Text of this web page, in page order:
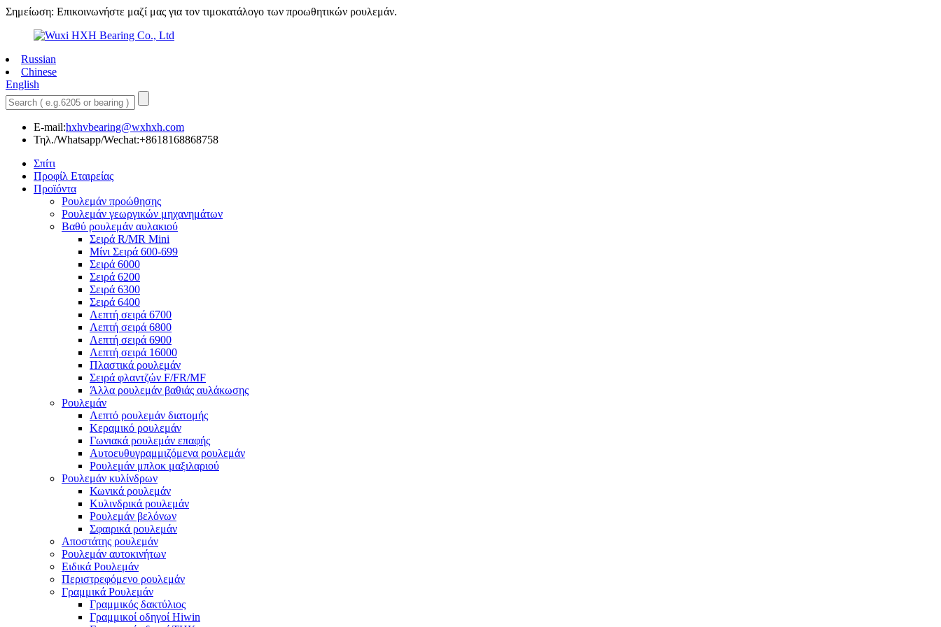
Σημείωση: Επικοινωνήστε μαζί μας για τον τιμοκατάλογο των προωθητικών ρουλεμάν.
Russian
Chinese
English
E-mail:hxhvbearing@wxhxh.com
Τηλ./Whatsapp/Wechat:+8618168868758
Σπίτι
Προφίλ Εταιρείας
Προϊόντα
Ρουλεμάν προώθησης
Ρουλεμάν γεωργικών μηχανημάτων
Βαθύ ρουλεμάν αυλακιού
Σειρά R/MR Mini
Μίνι Σειρά 600-699
Σειρά 6000
Σειρά 6200
Σειρά 6300
Σειρά 6400
Λεπτή σειρά 6700
Λεπτή σειρά 6800
Λεπτή σειρά 6900
Λεπτή σειρά 16000
Πλαστικά ρουλεμάν
Σειρά φλαντζών F/FR/MF
Άλλα ρουλεμάν βαθιάς αυλάκωσης
Ρουλεμάν
Λεπτό ρουλεμάν διατομής
Κεραμικό ρουλεμάν
Γωνιακά ρουλεμάν επαφής
Αυτοευθυγραμμιζόμενα ρουλεμάν
Ρουλεμάν μπλοκ μαξιλαριού
Ρουλεμάν κυλίνδρων
Κωνικά ρουλεμάν
Κυλινδρικά ρουλεμάν
Ρουλεμάν βελόνων
Σφαιρικά ρουλεμάν
Αποστάτης ρουλεμάν
Ρουλεμάν αυτοκινήτων
Ειδικά Ρουλεμάν
Περιστρεφόμενο ρουλεμάν
Γραμμικά Ρουλεμάν
Γραμμικός δακτύλιος
Γραμμικοί οδηγοί Hiwin